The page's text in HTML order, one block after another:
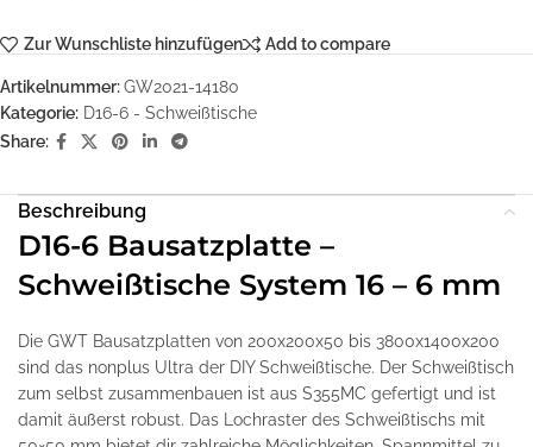
Zur Wunschliste hinzufügen Add to compare
Artikelnummer:GW2021-14180
Kategorie: D16-6 - Schweißtische
Share:
Beschreibung
D16-6 Bausatzplatte –
Schweißtische System 16 – 6 mm
Die GWT Bausatzplatten von 200x200x50 bis 3800x1400x200
sind das nonplus Ultra der DIY Schweißtische. Der Schweißtisch
zum selbst zusammenbauen ist aus S355MC gefertigt und ist
damit äußerst robust. Das Lochraster des Schweißtischs mit